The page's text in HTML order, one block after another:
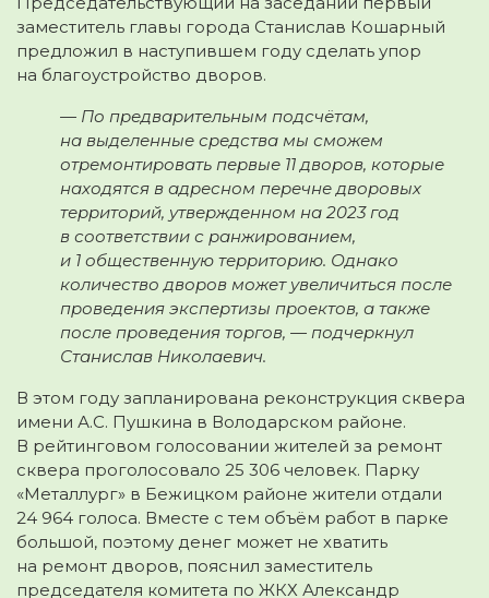
заместитель главы города Станислав Кошарный
предложил в наступившем году сделать упор
на благоустройство дворов.
— По предварительным подсчётам,
на выделенные средства мы сможем
отремонтировать первые 11 дворов, которые
находятся в адресном перечне дворовых
территорий, утвержденном на 2023 год
в соответствии с ранжированием,
и 1 общественную территорию. Однако
количество дворов может увеличиться после
проведения экспертизы проектов, а также
после проведения торгов, — подчеркнул
Станислав Николаевич.
В этом году запланирована реконструкция сквера
имени А.С. Пушкина в Володарском районе.
В рейтинговом голосовании жителей за ремонт
сквера проголосовало 25 306 человек. Парку
«Металлург» в Бежицком районе жители отдали
24 964 голоса. Вместе с тем объём работ в парке
большой, поэтому денег может не хватить
на ремонт дворов, пояснил заместитель
председателя комитета по ЖКХ Александр